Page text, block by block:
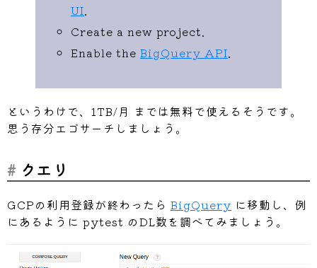
UI
Create a new project.
Enable the BigQuery API
というわけで、1TB/月 までは無料で使えるそうです。
思う存分エゴサーチしましょう。
クエリ
GCPの利用登録が終わったら BigQuery に移動し、例
にあるように pytest のDL数を調べてみましょう。